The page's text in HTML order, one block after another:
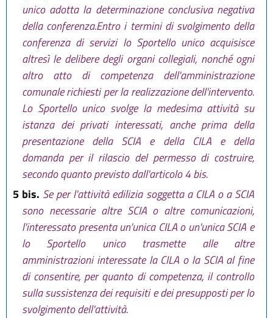
unico adotta la determinazione conclusiva negativa
della conferenza.Entro i termini di svolgimento della
conferenza di servizi lo Sportello unico acquisisce
altresì le delibere degli organi collegiali, nonché ogni
altro atto di competenza dell'amministrazione
comunale richiesti per la realizzazione dell'intervento.
Lo Sportello unico svolge la medesima attività su
istanza dei privati interessati, anche prima della
presentazione della SCIA e della CILA e della
domanda per il rilascio del permesso di costruire,
secondo quanto previsto dall'articolo 4 bis.
5 bis. Se per l'attività edilizia soggetta a CILA o a SCIA
sono necessarie altre SCIA o altre comunicazioni,
l'interessato presenta un'unica CILA o un'unica SCIA e
lo Sportello unico trasmette alle altre
amministrazioni interessate la CILA o la SCIA al fine
di consentire, per quanto di competenza, il controllo
sulla sussistenza dei requisiti e dei presupposti per lo
svolgimento dell'attività.